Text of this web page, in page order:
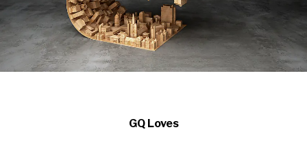
GQ Loves